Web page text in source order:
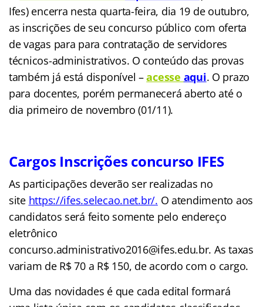
Ifes) encerra nesta quarta-feira, dia 19 de outubro,
as inscrições de seu concurso público com oferta
devagas para para contratação de servidores
técnicos-administrativos. O conteúdo das provas
também já está disponível –acesse aqui. O prazo
para docentes, porém permanecerá aberto até o
dia primeiro de novembro (01/11).
Cargos Inscrições concurso IFES
As participações deverão ser realizadas no
site https://ifes.selecao.net.br/. O atendimento aos
candidatos será feito somente pelo endereço
eletrônico
concurso.administrativo2016@ifes.edu.br. As taxas
variam de R$ 70 a R$ 150, de acordo com o cargo.
Uma das novidades é que cada edital formará